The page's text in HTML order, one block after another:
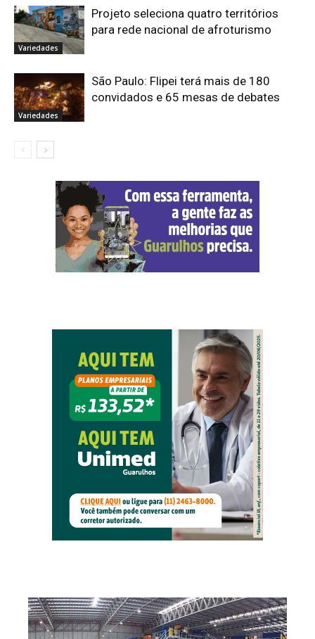
Variedades
Projeto seleciona quatro territórios
para rede nacional de afroturismo
Variedades
São Paulo: Flipei terá mais de 180
convidados e 65 mesas de debates